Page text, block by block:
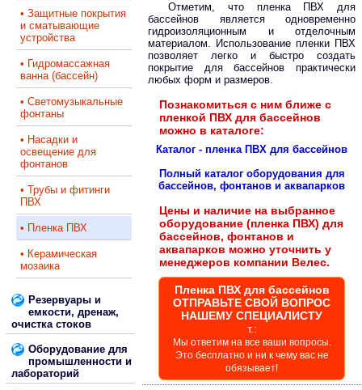
• Защитные покрытия
и сматывающие
устройства
• Гидромассажная
ванна (бассейн)
• Светомузыкальные
фонтаны
• Насадки и
освещение для
фонтанов
• Трубы и фитинги
ПВХ
• Пленка ПВХ
• Керамическая
мозаика
Резервуары и
емкости, дренаж,
очистка стоков
Оборудование для
промышленности и
лабораторий
Отметим, что пленка ПВХ для
бассейнов является одновременно
гидроизоляционным и отделочным
материалом. Использование пленки ПВХ
позволяет легко и быстро создать
покрытие для бассейнов практически
любых форм и размеров.
Познакомиться с ним ближе с
пленкой ПВХ для бассейнов
можно в каталоге:
Каталог - пленка ПВХ для бассейнов
Полный каталог оборудования для
бассейнов, фонтанов и аквапарков
Цены и наличие на выбранное
оборудование (пленка ПВХ) для
бассейнов, фонтанов и
аквапарков можно уточнить у
менеджеров компании Велес.
Пленка ПВХ для бассейнов
ОТПРАВЬТЕ СВОЙ ВОПРОС
НАШЕМУ СПЕЦИАЛИСТУ
т.:
Мы ответим на все ваши вопросы.
Это бесплатно и ни к чему вас не
обязывает!